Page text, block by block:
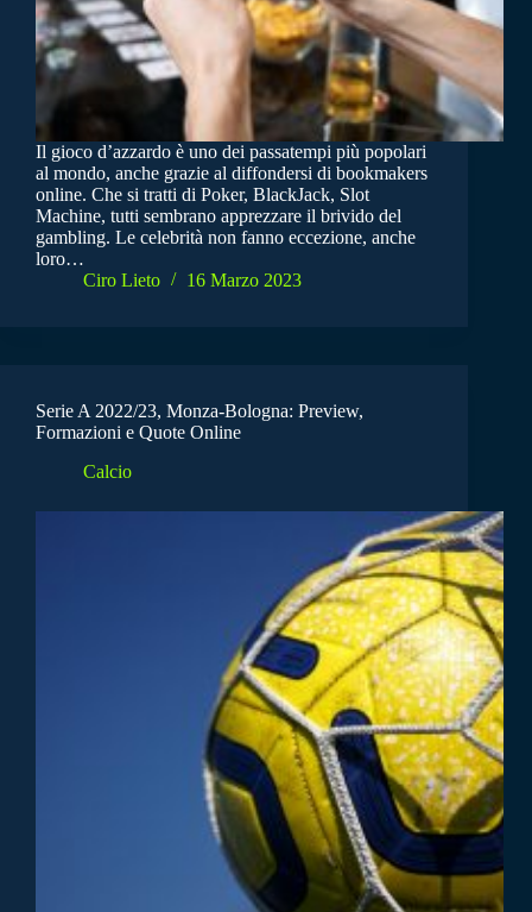
Il gioco d’azzardo è uno dei passatempi più popolari
al mondo, anche grazie al diffondersi di bookmakers
online. Che si tratti di Poker, BlackJack, Slot
Machine, tutti sembrano apprezzare il brivido del
gambling. Le celebrità non fanno eccezione, anche
loro…
Ciro Lieto
16 Marzo 2023
Serie A 2022/23, Monza-Bologna: Preview,
Formazioni e Quote Online
Calcio